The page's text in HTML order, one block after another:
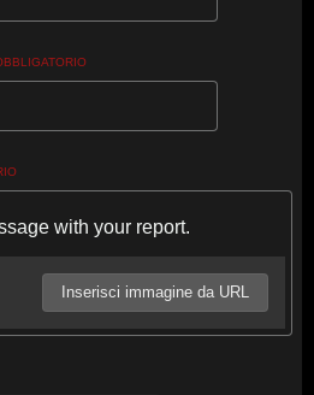
with your report.
Inserisci immagine da URL